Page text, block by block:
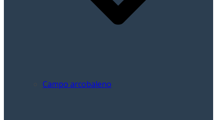
Campo arcobaleno